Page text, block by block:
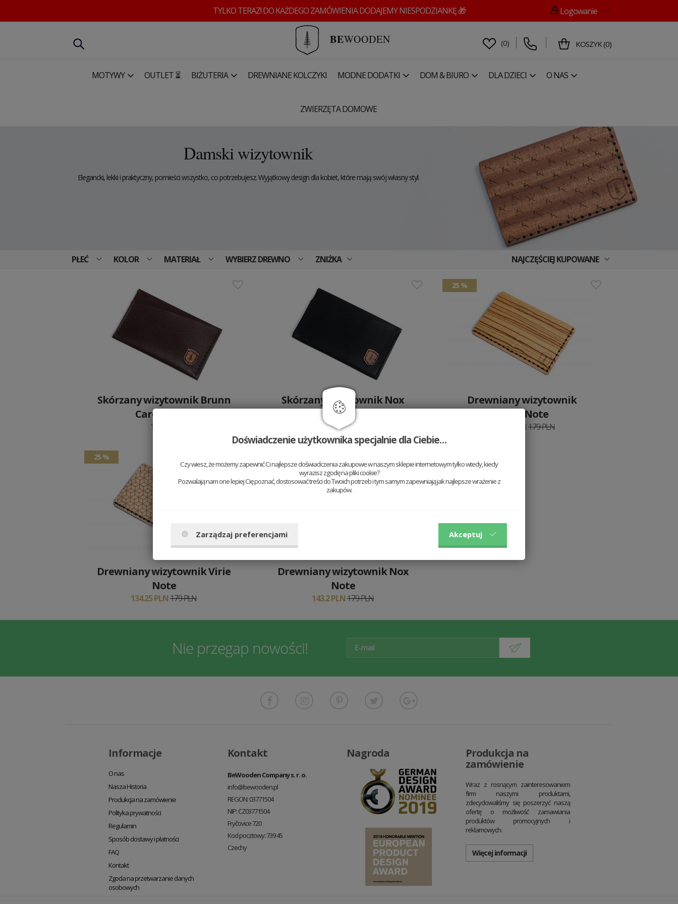
TYLKO TERAZ! DO KAŻDEGO ZAMÓWIENIA DODAJEMY NIESPODZIANKĘ 🎁 Logowanie
BEWOODEN (0) KOSZYK (0)
MOTYWY OUTLET ⏳ BIŻUTERIA DREWNIANE KOLCZYKI MODNE DODATKI DOM & BIURO DLA DZIECI O NAS
ZWIERZĘTA DOMOWE
Damski wizytownik
Elegancki, lekki i praktyczny, pomieści wszystko, co potrzebujesz. Wyjątkowy design dla kobiet, które mają swój własny styl.
PŁEĆ KOLOR MATERIAŁ WYBIERZ DREWNO ZNIŻKA NAJCZĘŚCIEJ KUPOWANE
Skórzany wizytownik Brunn
Card Holder
119 PLN
Skórzany wizytownik Nox
Card Holder
119 PLN
25 %
Drewniany wizytownik
Linea Note
134.25 PLN179 PLN
25 %
Drewniany wizytownik Virie
Note
134.25 PLN179 PLN
Drewniany wizytownik Nox
Note
143.2 PLN179 PLN
Nie przegap nowości!
Informacje
O nas
Nasza Historia
Produkcja na zamówienie
Polityka prywatności
Regulamin
Sposób dostawy i płatności
FAQ
Kontakt
Zgoda na przetwarzanie danych
osobowych
Kontakt
BeWooden Company s. r. o.
info@bewooden.pl
REGON: 03771504
NIP: CZ03771504
Fryčovice 720
Kod pocztowy: 739 45
Czechy
Nagroda
Produkcja na
zamówienie
Wraz z rosnącym zainteresowaniem
firm naszymi produktami,
zdecydowaliśmy się poszerzyć naszą
ofertę o możliwość zamawiania
produktów promocyjnych i
reklamowych.
Więcej informacji
Doświadczenie użytkownika specjalnie dla Ciebie…
Czy wiesz, że możemy zapewnić Ci najlepsze doświadczenia zakupowe w naszym sklepie internetowym tylko wtedy, kiedy
wyrazisz zgodę na pliki cookie?
Pozwalają nam one lepiej Cię poznać, dostosować treści do Twoich potrzeb i tym samym zapewniają jak najlepsze wrażenie z
zakupów.
Zarządzaj preferencjami Akceptuj